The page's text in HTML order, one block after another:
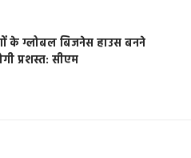
के ग्लोबल बिजनेस हाउस बनने
प्रशस्त: सीएम